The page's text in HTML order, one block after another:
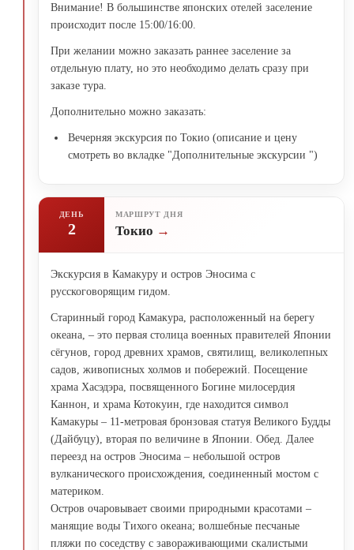
Внимание! В большинстве японских отелей заселение
происходит после 15:00/16:00.
При желании можно заказать раннее заселение за
отдельную плату, но это необходимо делать сразу при
заказе тура.
Дополнительно можно заказать:
Вечерняя экскурсия по Токио (описание и цену
смотреть во вкладке "Дополнительные экскурсии ")
ДЕНЬ
2
МАРШРУТ ДНЯ
Токио
Экскурсия в Камакуру и остров Эносима с
русскоговорящим гидом.
Старинный город Камакура, расположенный на берегу
океана, – это первая столица военных правителей Японии
сёгунов, город древних храмов, святилищ, великолепных
садов, живописных холмов и побережий. Посещение
храма Хасэдэра, посвященного Богине милосердия
Каннон, и храма Котокуин, где находится символ
Камакуры – 11-метровая бронзовая статуя Великого Будды
(Дайбуцу), вторая по величине в Японии. Обед. Далее
переезд на остров Эносима – небольшой остров
вулканического происхождения, соединенный мостом с
материком.
Остров очаровывает своими природными красотами –
манящие воды Тихого океана; волшебные песчаные
пляжи по соседству с завораживающими скалистыми